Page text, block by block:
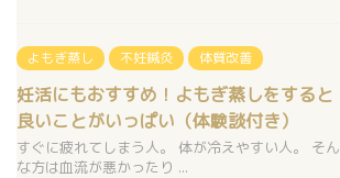
よもぎ蒸し 不妊鍼灸 体質改善
妊活にもおすすめ！よもぎ蒸しをすると
良いことがいっぱい（体験談付き）
すぐに疲れてしまう人。 体が冷えやすい人。 そん
な方は血流が悪かったり ...